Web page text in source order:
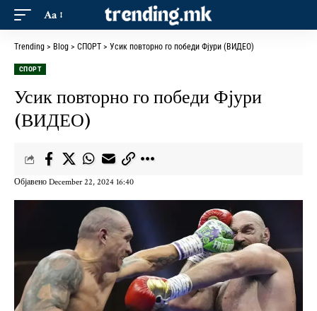
Aa
Trending > Blog > СПОРТ > Усик повторно го победи Фјури (ВИДЕО)
СПОРТ
Усик повторно го победи Фјури
(ВИДЕО)
Објавено December 22, 2024 16:40